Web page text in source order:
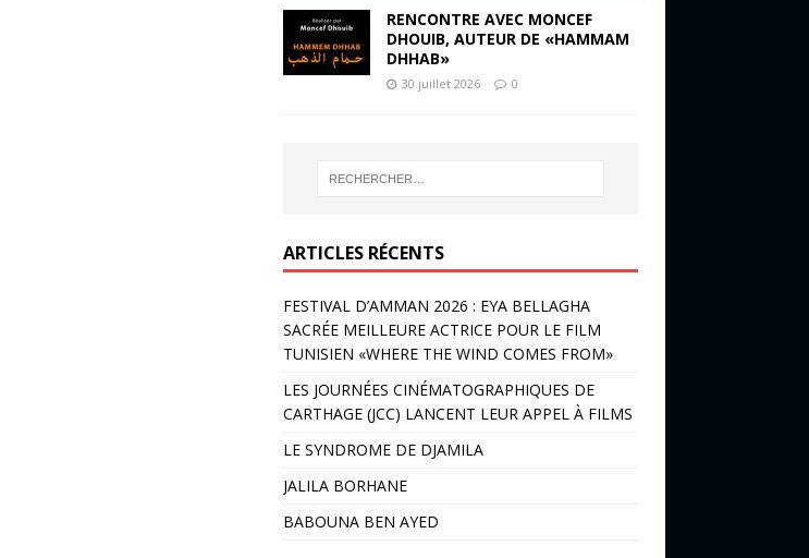
RENCONTRE AVEC MONCEF
DHOUIB, AUTEUR DE «HAMMAM
DHHAB»
30 juillet 2026 0
ARTICLES RÉCENTS
FESTIVAL D’AMMAN 2026 : EYA BELLAGHA
SACRÉE MEILLEURE ACTRICE POUR LE FILM
TUNISIEN «WHERE THE WIND COMES FROM»
LES JOURNÉES CINÉMATOGRAPHIQUES DE
CARTHAGE (JCC) LANCENT LEUR APPEL À FILMS
LE SYNDROME DE DJAMILA
JALILA BORHANE
BABOUNA BEN AYED